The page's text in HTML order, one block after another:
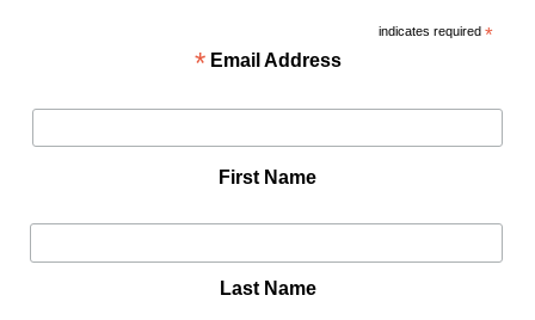
*
indicates required
Email Address
*
First Name
Last Name